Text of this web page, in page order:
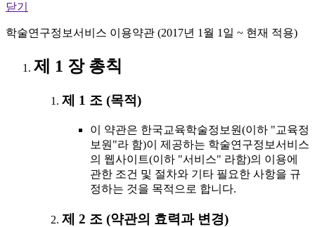
닫기
학술연구정보서비스 이용약관 (2017년 1월 1일 ~ 현재 적용)
제 1 장 총칙
제 1 조 (목적)
이 약관은 한국교육학술정보원(이하 "교육정
보원"라 함)이 제공하는 학술연구정보서비스
의 웹사이트(이하 "서비스" 라함)의 이용에
관한 조건 및 절차와 기타 필요한 사항을 규
정하는 것을 목적으로 합니다.
제 2 조 (약관의 효력과 변경)